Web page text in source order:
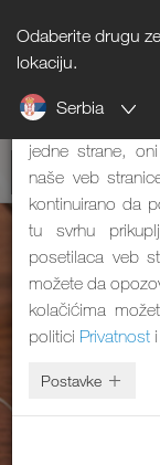
Odaberite drugu
lokaciju.
Serbia
Napomena o
Naša veb
jedne strane,
naše veb
kontinuirano da
tu svrhu
posetilaca veb
možete da
kolačićima
politici Privatnost
Postavke